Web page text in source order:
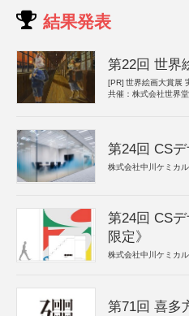
結果発表
第22回 世界
[PR] 世界絵画大賞展
共催：株式会社世界堂
第24回 CS
株式会社中川ケミカル
第24回 CS
限定》
株式会社中川ケミカル
第71回 喜多